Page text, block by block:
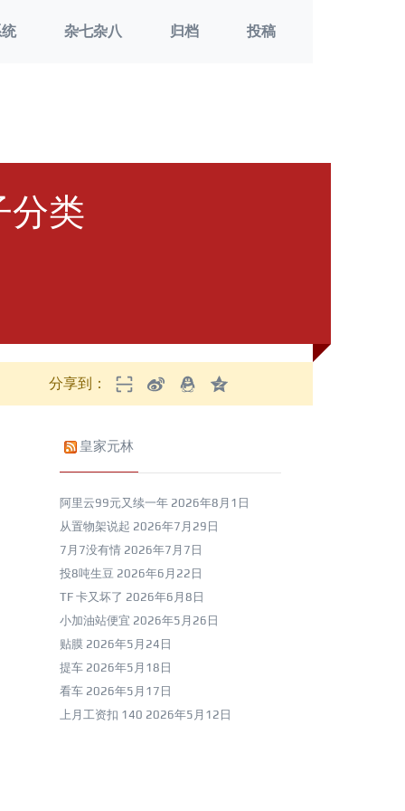
杂七杂八 归档 投稿
分类
分享到：
皇家元林
阿里云99元又续一年 2026年8月1日
从置物架说起 2026年7月29日
7月7没有情 2026年7月7日
投8吨生豆 2026年6月22日
TF 卡又坏了 2026年6月8日
小加油站便宜 2026年5月26日
贴膜 2026年5月24日
提车 2026年5月18日
看车 2026年5月17日
上月工资扣 140 2026年5月12日